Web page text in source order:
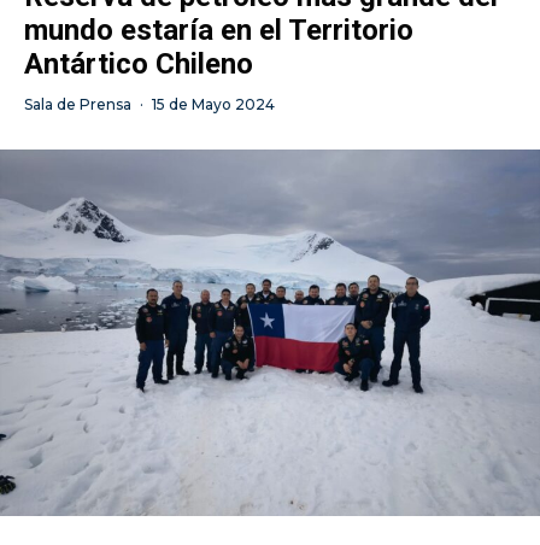
mundo estaría en el Territorio
Antártico Chileno
Sala de Prensa · 15 de Mayo 2024